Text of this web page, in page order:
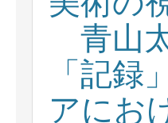
青山
「記
アにお